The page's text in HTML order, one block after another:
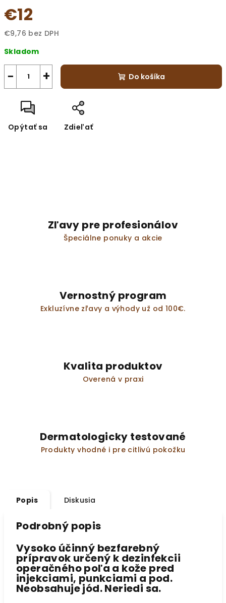
€12
€9,76 bez DPH
cena:
Skladom
+
− Do košíka
Opýtať sa Zdieľať
Zľavy pre profesionálov
Špeciálne ponuky a akcie
Vernostný program
Exkluzívne zľavy a výhody už od 100€.
Kvalita produktov
Overená v praxi
Dermatologicky testované
Produkty vhodné i pre citlivú pokožku
Popis Diskusia
Podrobný popis
Vysoko účinný bezfarebný
prípravok určený k dezinfekcii
operačného poľa a kože pred
injekciami, punkciami a pod.
Neobsahuje jód. Neriedi sa.